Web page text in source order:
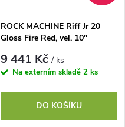
ROCK MACHINE Riff Jr 20
Gloss Fire Red, vel. 10"
9 441 Kč/ ks
Na externím skladě 2 ks
DO KOŠÍKU